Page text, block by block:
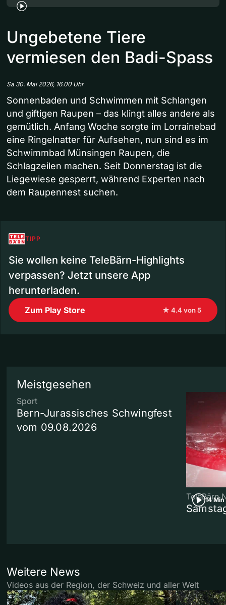
Ungebetene Tiere
vermiesen den Badi-Spass
Sa 30. Mai 2026, 16.00 Uhr
Sonnenbaden und Schwimmen mit Schlangen
und giftigen Raupen – das klingt alles andere als
gemütlich. Anfang Woche sorgte im Lorrainebad
eine Ringelnatter für Aufsehen, nun sind es im
Schwimmbad Münsingen Raupen, die
Schlagzeilen machen. Seit Donnerstag ist die
Liegewiese gesperrt, während Experten nach
dem Raupennest suchen.
TIPP
Sie wollen keine TeleBärn-Highlights
verpassen? Jetzt unsere App
herunterladen.
Zum Play Store ★ 4.4 von 5
Meistgesehen
Sport
Bern-Jurassisches Schwingfest
vom 09.08.2026
14 Min
TeleBärn
Weitere News
Videos aus der Region, der Schweiz und aller Welt